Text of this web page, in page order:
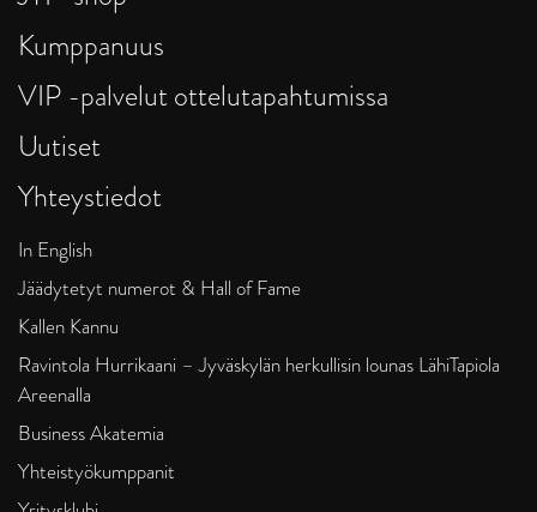
Kumppanuus
VIP -palvelut ottelutapahtumissa
Uutiset
Yhteystiedot
In English
Jäädytetyt numerot & Hall of Fame
Kallen Kannu
Ravintola Hurrikaani – Jyväskylän herkullisin lounas LähiTapiola
Areenalla
Business Akatemia
Yhteistyökumppanit